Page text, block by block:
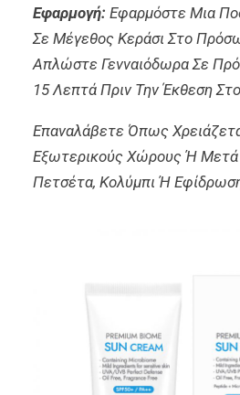
Εφαρμογή: Εφαρμόστε Μια
Σε Μέγεθος Κεράσι Στο
Απλώστε Γενναιόδωρα Σε
15 Λεπτά Πριν Την Έκθεση
Επαναλάβετε Όπως
Εξωτερικούς Χώρους Ή
Πετσέτα, Κολύμπι Ή